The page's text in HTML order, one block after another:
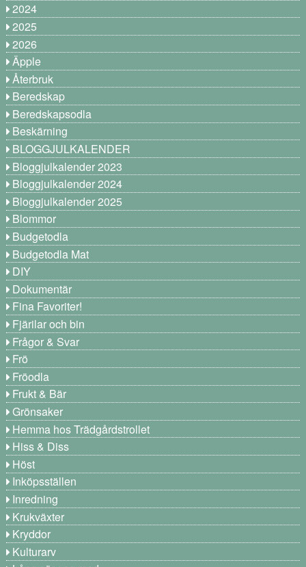
2024
2025
2026
Äpple
Återbruk
Beredskap
Beredskapsodla
Beskärning
BLOGGJULKALENDER
Bloggjulkalender 2023
Bloggjulkalender 2024
Bloggjulkalender 2025
Blommor
Budgetodla
Budgetodla Mat
DIY
Dokumentär
Fina Favoriter!
Fjärilar och bin
Frågor & Svar
Frö
Fröodla
Frukt & Bär
Grönsaker
Hemma hos Trädgårdstrollet
Hiss & Diss
Höst
Inköpsställen
Inredning
Krukväxter
Kryddor
Kulturarv